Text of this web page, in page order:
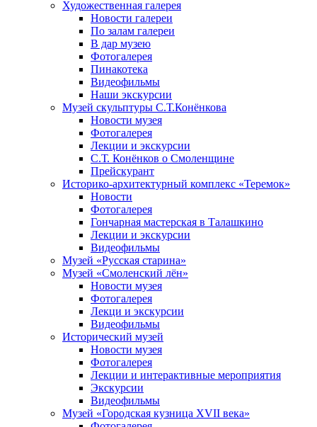
Художественная галерея
Новости галереи
По залам галереи
В дар музею
Фотогалерея
Пинакотека
Видеофильмы
Наши экскурсии
Музей скульптуры С.Т.Конёнкова
Новости музея
Фотогалерея
Лекции и экскурсии
С.Т. Конёнков о Смоленщине
Прейскурант
Историко-архитектурный комплекс «Теремок»
Новости
Фотогалерея
Гончарная мастерская в Талашкино
Лекции и экскурсии
Видеофильмы
Музей «Русская старина»
Музей «Смоленский лён»
Новости музея
Фотогалерея
Лекци и экскурсии
Видеофильмы
Исторический музей
Новости музея
Фотогалерея
Лекции и интерактивные мероприятия
Экскурсии
Видеофильмы
Музей «Городская кузница XVII века»